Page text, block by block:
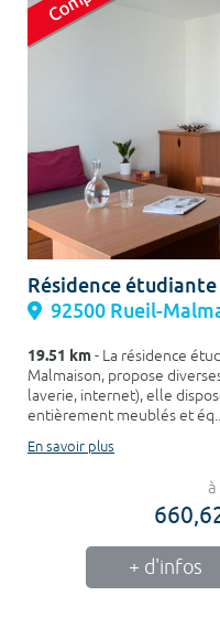
Résidence étudiante
92500 Rueil-
19.51 km- La résidence
Malmaison, propose
laverie, internet), elle
entièrement meublés et
En savoir plus
+ d'infos